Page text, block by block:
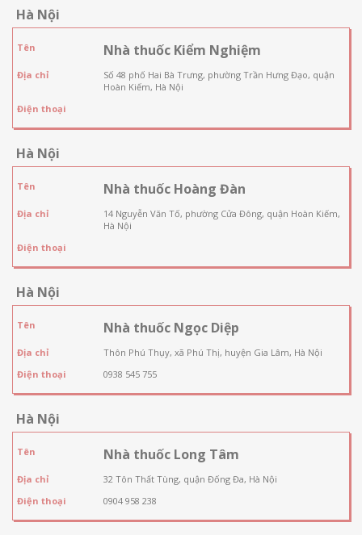
Hà Nội
Tên Nhà thuốc Kiểm Nghiệm
Địa chỉ
Số 48 phố Hai Bà Trưng, phường Trần Hưng Đạo, quận
Hoàn Kiếm, Hà Nội
Điện thoại
Hà Nội
Tên Nhà thuốc Hoàng Đàn
Địa chỉ
14 Nguyễn Văn Tố, phường Cửa Đông, quận Hoàn Kiếm,
Hà Nội
Điện thoại
Hà Nội
Tên Nhà thuốc Ngọc Diệp
Địa chỉ
Thôn Phú Thụy, xã Phú Thị, huyện Gia Lâm, Hà Nội
Điện thoại
0938 545 755
Hà Nội
Tên Nhà thuốc Long Tâm
Địa chỉ
32 Tôn Thất Tùng, quận Đống Đa, Hà Nội
Điện thoại
0904 958 238